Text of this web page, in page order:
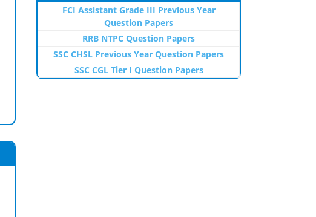
FCI Assistant Grade III Previous Year
Question Papers
RRB NTPC Question Papers
SSC CHSL Previous Year Question Papers
SSC CGL Tier I Question Papers